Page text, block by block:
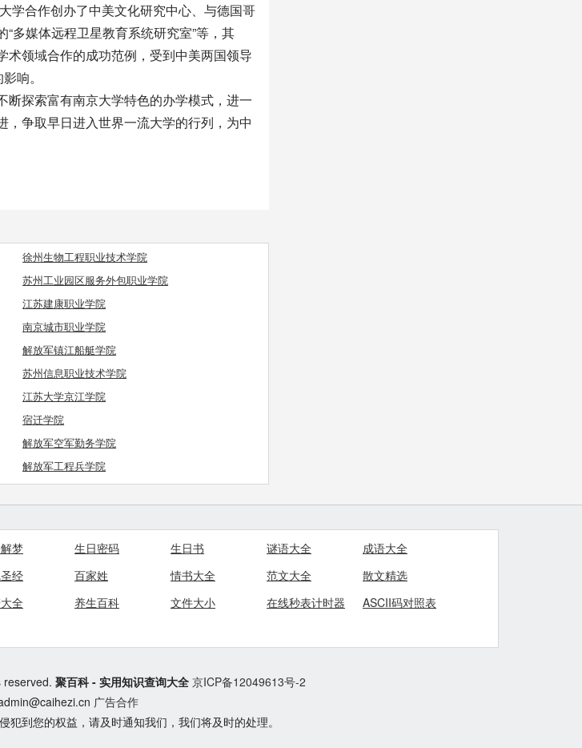
学合作创办了中美文化研究中心、与德国哥
多媒体远程卫星教育系统研究室”等，其
领域合作的成功范例，受到中美两国领导
响。
探索富有南京大学特色的办学模式，进一
争取早日进入世界一流大学的行列，为中
徐州生物工程职业技术学院
苏州工业园区服务外包职业学院
江苏建康职业学院
南京城市职业学院
解放军镇江船艇学院
苏州信息职业技术学院
江苏大学京江学院
宿迁学院
解放军空军勤务学院
解放军工程兵学院
梦 生日密码 生日书 谜语大全
成语大全
经 百家姓 情书大全 范文大全
散文精选
全 养生百科 文件大小 在线秒表计时器
ASCII码对照表
聚百科 - 实用知识查询大全 京ICP备12049613号-2
广告合作
到您的权益，请及时通知我们，我们将及时的处理。